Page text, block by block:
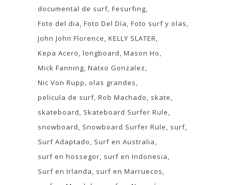
documental de surf Fesurfing
Foto del dia Foto Del Día Foto surf y olas
John John Florence KELLY SLATER
Kepa Acero longboard Mason Ho
Mick Fanning Natxo Gonzalez
Nic Von Rupp
olas grandes
pelicula de surf Rob Machado
skate
skateboard
Skateboard Surfer Rule
snowboard
Snowboard Surfer Rule
surf
Surf Adaptado
Surf en Australia
surf en hossegor surf en Indonesia
Surf en Irlanda
surf en Marruecos